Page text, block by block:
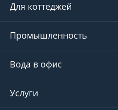
Для коттеджей
Промышленность
Вода в офис
Услуги